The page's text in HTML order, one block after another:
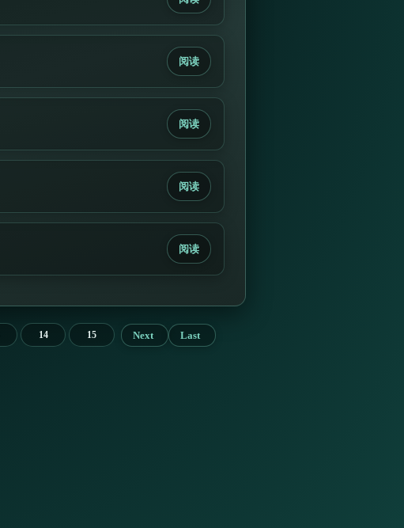
阅读
阅读
阅读
阅读
14 15 Next Last